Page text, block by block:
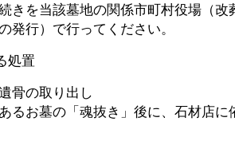
きを当該墓地の関係市町村役場（改
発行）で行ってください。
処置
骨の取り出し
るお墓の「魂抜き」後に、石材店に